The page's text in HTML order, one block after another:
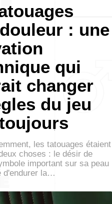
: une
qui
changer
du jeu
les tatouages étaient
choses : le désir de
important sur sa peau
d'endurer la…